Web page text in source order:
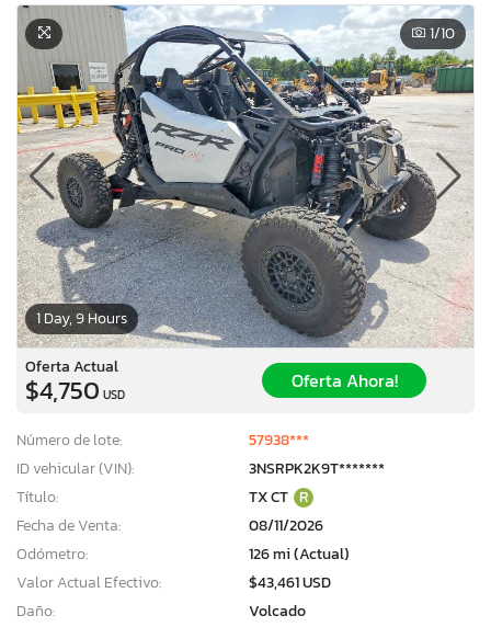
1 Day, 9 Hours
1/10
Oferta Actual
$4,750 USD
Oferta Ahora!
Número de lote:
57938***
ID vehicular (VIN):
3NSRPK2K9T*******
Título:
TX CT R
Fecha de Venta:
08/11/2026
Odómetro:
126 mi (Actual)
Valor Actual Efectivo:
$43,461 USD
Daño:
Volcado